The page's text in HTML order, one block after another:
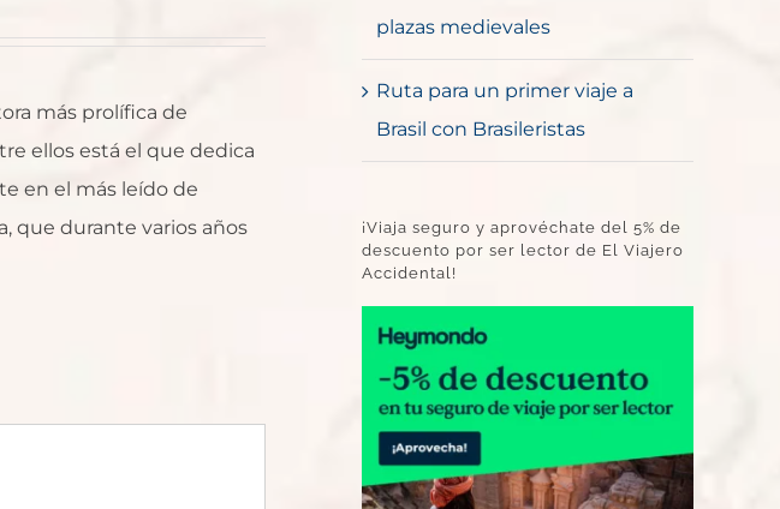
más prolífica de
ellos está el que dedica
en el más leído de
que durante varios años
plazas medievales
Ruta para un primer viaje a
Brasil con Brasileristas
¡Viaja seguro y aprovéchate del 5% de
descuento por ser lector de El Viajero
Accidental!